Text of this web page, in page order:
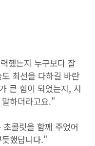
했는지 누구보다 잘
최선을 다하길 바란
큰 힘이 되었는지, 시
하더라고요."
콜릿을 함께 주었어
했답니다."